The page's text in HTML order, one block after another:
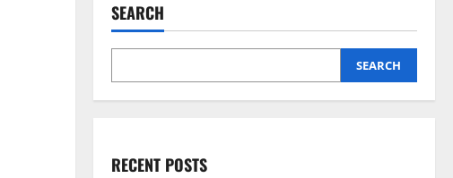
SEARCH
SEARCH
RECENT POSTS